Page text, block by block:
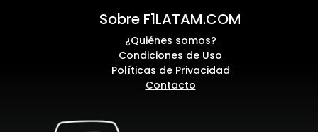
Sobre F1LATAM.COM
¿Quiénes somos?
Condiciones de Uso
Políticas de Privacidad
Contacto